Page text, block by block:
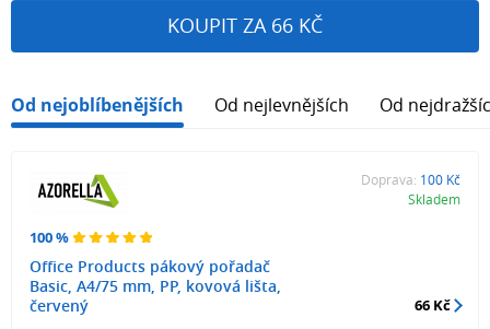
KOUPIT ZA 66 KČ
Od nejoblíbenějších Od nejlevnějších Od
100 %
Office Products pákový pořadač
Basic, A4/75 mm, PP, kovová lišta,
červený
Doprava: 100 Kč
Skladem
66 Kč